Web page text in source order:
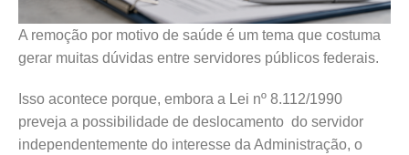
A remoção por motivo de saúde é um tema que costuma
gerar muitas dúvidas entre servidores públicos federais.
Isso acontece porque, embora a Lei nº 8.112/1990
preveja a possibilidade de deslocamento do servidor
independentemente do interesse da Administração, o